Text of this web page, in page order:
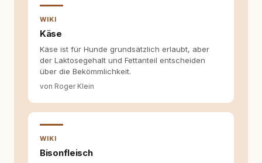
WIKI
Käse
Käse ist für Hunde grundsätzlich erlaubt, aber
der Laktosegehalt und Fettanteil entscheiden
über die Bekömmlichkeit.
von Roger Klein
WIKI
Bisonfleisch